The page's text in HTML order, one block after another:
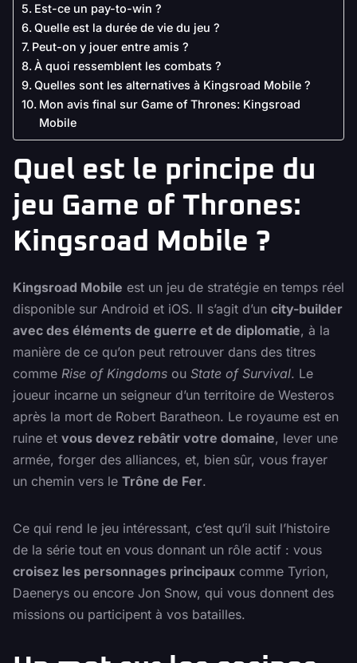
Est-ce un pay-to-win ?
Quelle est la durée de vie du jeu ?
Peut-on y jouer entre amis ?
À quoi ressemblent les combats ?
Quelles sont les alternatives à Kingsroad Mobile ?
Mon avis final sur Game of Thrones: Kingsroad
Mobile
Quel est le principe du
jeu Game of Thrones:
Kingsroad Mobile ?
Kingsroad Mobile est un jeu de stratégie en temps réel
disponible sur Android et iOS. Il s’agit d’un city-builder
avec des éléments de guerre et de diplomatie, à la
manière de ce qu’on peut retrouver dans des titres
comme Rise of Kingdoms ou State of Survival. Le
joueur incarne un seigneur d’un territoire de Westeros
après la mort de Robert Baratheon. Le royaume est en
ruine et vous devez rebâtir votre domaine, lever une
armée, forger des alliances, et, bien sûr, vous frayer
un chemin vers le Trône de Fer.
Ce qui rend le jeu intéressant, c’est qu’il suit l’histoire
de la série tout en vous donnant un rôle actif : vous
croisez les personnages principaux comme Tyrion,
Daenerys ou encore Jon Snow, qui vous donnent des
missions ou participent à vos batailles.